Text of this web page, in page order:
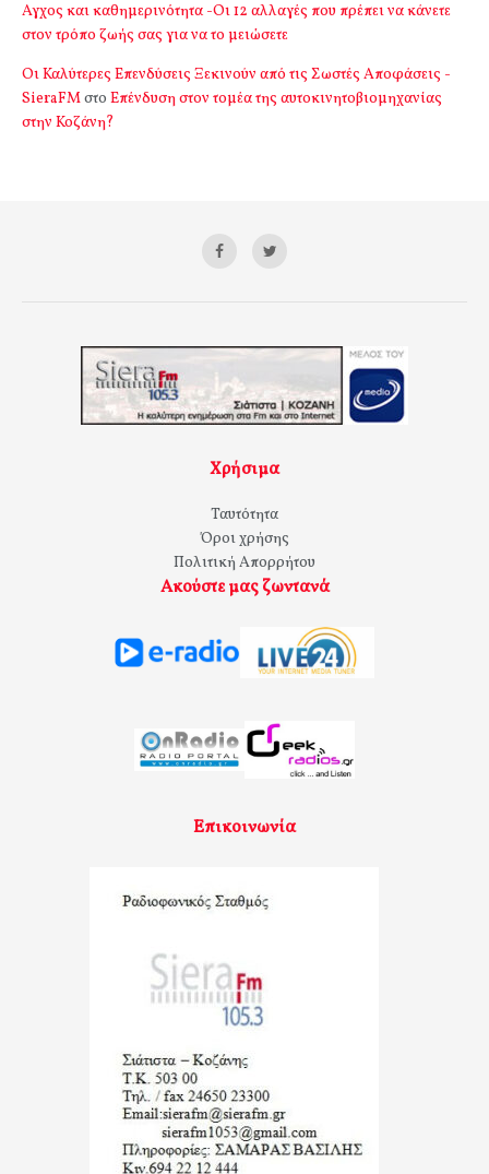
Αγχος και καθημερινότητα -Οι 12 αλλαγές που πρέπει να κάνετε
στον τρόπο ζωής σας για να το μειώσετε
Οι Καλύτερες Επενδύσεις Ξεκινούν από τις Σωστές Αποφάσεις -
SieraFMστο Επένδυση στον τομέα της αυτοκινητοβιομηχανίας
στην Κοζάνη?
Χρήσιμα
Ταυτότητα
Όροι χρήσης
Πολιτική Απορρήτου
Ακούστε μας ζωντανά
Επικοινωνία